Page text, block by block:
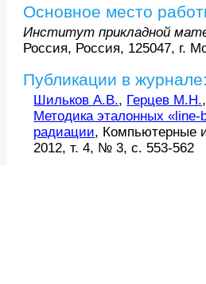
Основное место
Институт прикладной
Россия, Россия, 125047, г.
Публикации в
Шильков А.В., Герцев М.Н.
Методика эталонных
радиации, Компьютерные
2012, т. 4, № 3, с. 553-562